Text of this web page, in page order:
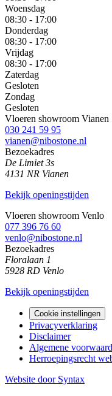
Woensdag
08:30 - 17:00
Donderdag
08:30 - 17:00
Vrijdag
08:30 - 17:00
Zaterdag
Gesloten
Zondag
Gesloten
Vloeren showroom Vianen
030 241 59 95
vianen@nibostone.nl
Bezoekadres
De Limiet 3s
4131 NR Vianen
Bekijk openingstijden
Vloeren showroom Venlo
077 396 76 60
venlo@nibostone.nl
Bezoekadres
Floralaan 1
5928 RD Venlo
Bekijk openingstijden
Cookie instellingen
Privacyverklaring
Disclaimer
Algemene
Herroepingsrecht
Website door Syntax